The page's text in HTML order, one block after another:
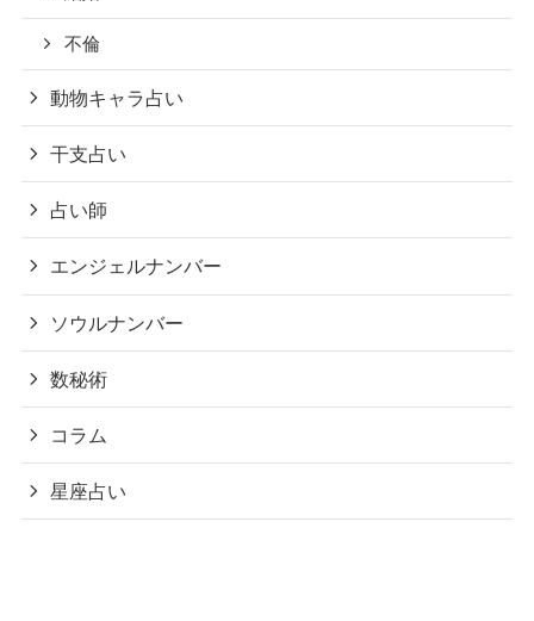
不倫
動物キャラ占い
干支占い
占い師
エンジェルナンバー
ソウルナンバー
数秘術
コラム
星座占い